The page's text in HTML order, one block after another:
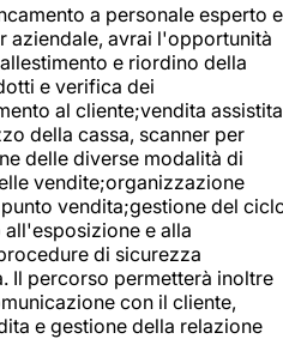
a personale esperto e
aziendale, avrai l'opportunità
e riordino della
e verifica dei
al cliente;vendita assistita
della cassa, scanner per
delle diverse modalità di
vendite;organizzazione
vendita;gestione del
e alla
di sicurezza
Il percorso permetterà inoltre
con il cliente,
e gestione della relazione